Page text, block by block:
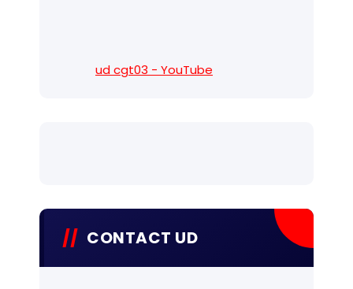
ud cgt03 - YouTube
CONTACT UD